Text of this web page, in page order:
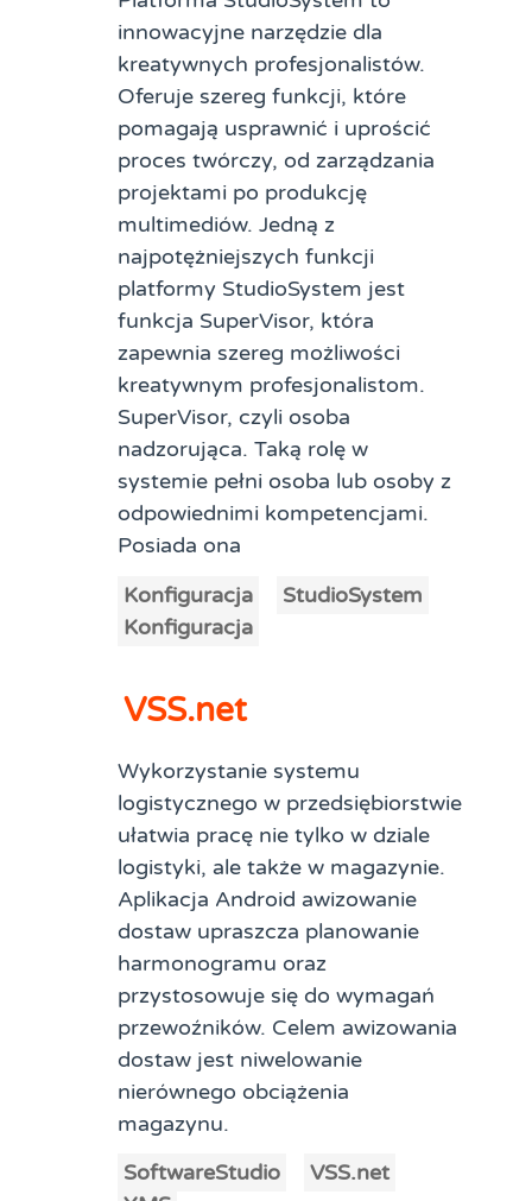
innowacyjne narzędzie dla
kreatywnych profesjonalistów.
Oferuje szereg funkcji, które
pomagają usprawnić i uprościć
proces twórczy, od zarządzania
projektami po produkcję
multimediów. Jedną z
najpotężniejszych funkcji
platformy StudioSystem jest
funkcja SuperVisor, która
zapewnia szereg możliwości
kreatywnym profesjonalistom.
SuperVisor, czyli osoba
nadzorująca. Taką rolę w
systemie pełni osoba lub osoby z
odpowiednimi kompetencjami.
Posiada ona
Konfiguracja
StudioSystem
Konfiguracja
VSS.net
Wykorzystanie systemu
logistycznego w przedsiębiorstwie
ułatwia pracę nie tylko w dziale
logistyki, ale także w magazynie.
Aplikacja Android awizowanie
dostaw upraszcza planowanie
harmonogramu oraz
przystosowuje się do wymagań
przewoźników. Celem awizowania
dostaw jest niwelowanie
nierównego obciążenia
magazynu.
SoftwareStudio
VSS.net